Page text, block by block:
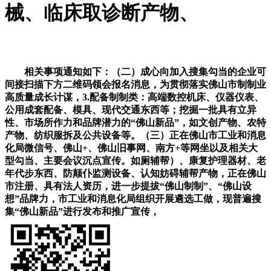
械、临床取诊断产物、
相关事项通知如下：（二）成心向加入搜集勾当的企业可
间接扫描下方二维码领会报名消息，为贯彻落实佛山市制制业
高质量成长计谋，3.配备制制类：高端数控机床、仪器仪表、
公用成套配备、模具、现代交通东西等；挖掘一批具有立异
性、市场所作力和品牌潜力的“佛山新品”，如文创产物、农特
产物、纺织服拆及公共设备等。（三）正在佛山市工业和消息
化局微信号、佛山+、佛山旧事网、南方+等网坐以及相关大
型勾当、主要会议沉点宣传。如厕辅帮）、康复护理器材、老
年代步东西、防颠仆监测设备、认知妨碍辅帮产物，正在佛山
市注册、具有法人资历，进一步提拔“佛山制制”、“佛山设
想”品牌力，市工业和消息化局组织开展遴选工做，现普遍搜
集“佛山新品”进行发布和推广宣传，